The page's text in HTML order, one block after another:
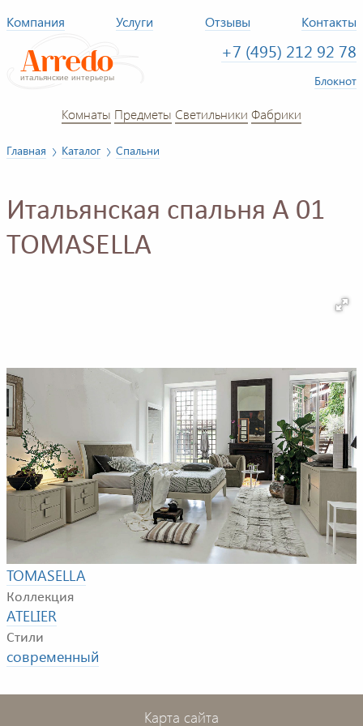
Компания Услуги Отзывы Контакты
+7 (495) 212 92 78
Блокнот
Комнаты Предметы Светильники Фабрики
Главная Каталог Спальни
Итальянская спальня A 01
TOMASELLA
Пример композиции для спальной комнаты. В
композицию входят: кровать, прикроватные тумбочки
и комод.
TOMASELLA
Коллекция
ATELIER
Стили
современный
Карта сайта